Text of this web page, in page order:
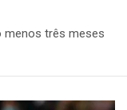
menos três meses